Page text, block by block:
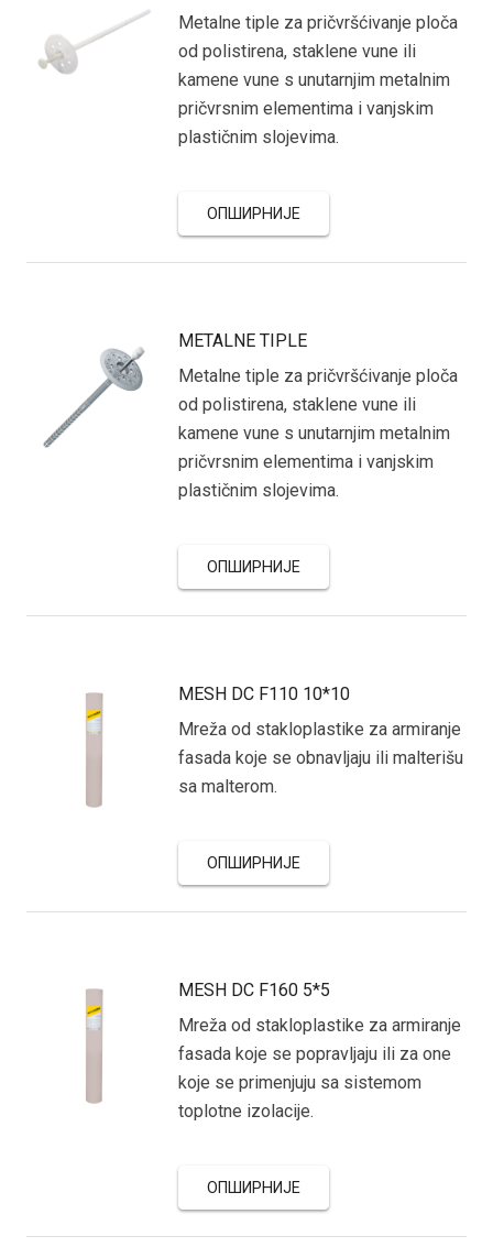
Metalne tiple za pričvršćivanje ploča
od polistirena, staklene vune ili
kamene vune s unutarnjim metalnim
pričvrsnim elementima i vanjskim
plastičnim slojevima.
ОПШИРНИЈЕ
METALNE TIPLE
Metalne tiple za pričvršćivanje ploča
od polistirena, staklene vune ili
kamene vune s unutarnjim metalnim
pričvrsnim elementima i vanjskim
plastičnim slojevima.
ОПШИРНИЈЕ
MESH DC F110 10*10
Mreža od stakloplastike za armiranje
fasada koje se obnavljaju ili malterišu
sa malterom.
ОПШИРНИЈЕ
MESH DC F160 5*5
Mreža od stakloplastike za armiranje
fasada koje se popravljaju ili za one
koje se primenjuju sa sistemom
toplotne izolacije.
ОПШИРНИЈЕ